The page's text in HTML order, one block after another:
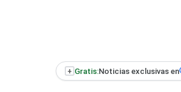
+ Gratis:Noticias exclusivas en